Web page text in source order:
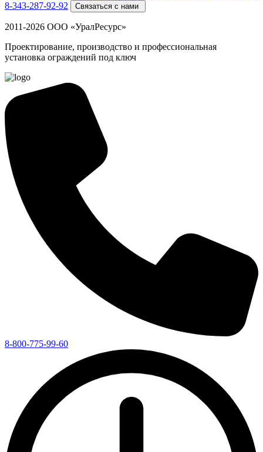
8-343-287-92-92
Связаться с нами
2011-2026 ООО «УралРесурс»
Проектирование, производство и профессиональная
установка ограждений под ключ
8-800-775-99-60